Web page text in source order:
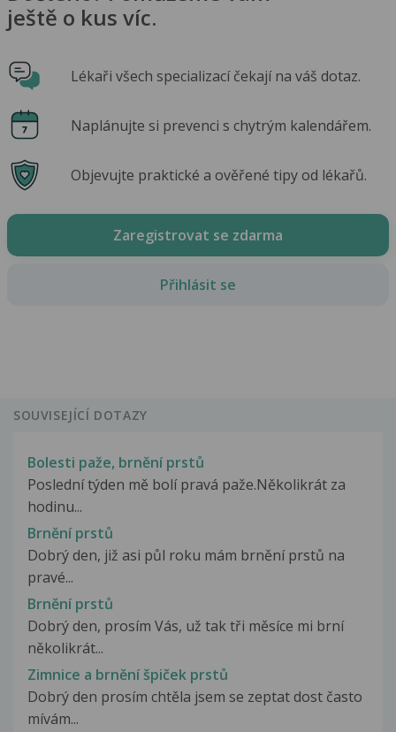
ještě o kus víc.
Lékaři všech specializací čekají na váš dotaz.
Naplánujte si prevenci s chytrým kalendářem.
Objevujte praktické a ověřené tipy od lékařů.
Zaregistrovat se zdarma
Přihlásit se
SOUVISEJÍCÍ DOTAZY
Bolesti paže, brnění prstů
Poslední týden mě bolí pravá paže.Několikrát za
hodinu...
Brnění prstů
Dobrý den, již asi půl roku mám brnění prstů na
pravé...
Brnění prstů
Dobrý den, prosím Vás, už tak tři měsíce mi brní
několikrát...
Zimnice a brnění špiček prstů
Dobrý den prosím chtěla jsem se zeptat dost často
mívám...